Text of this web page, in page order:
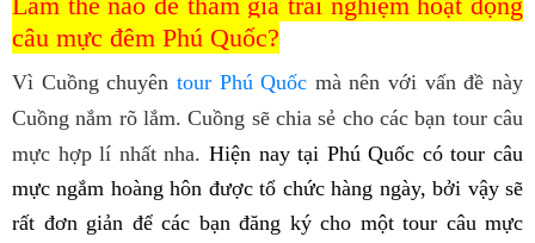
câu mực đêm Phú Quốc?
Vì Cuồng chuyên tour Phú Quốc mà nên với vấn đề này
Cuồng nắm rõ lắm. Cuồng sẽ chia sẻ cho các bạn tour câu
mực hợp lí nhất nha. Hiện nay tại Phú Quốc có tour câu
mực ngắm hoàng hôn được tổ chức hàng ngày, bởi vậy sẽ
rất đơn giản để các bạn đăng ký cho một tour câu mực